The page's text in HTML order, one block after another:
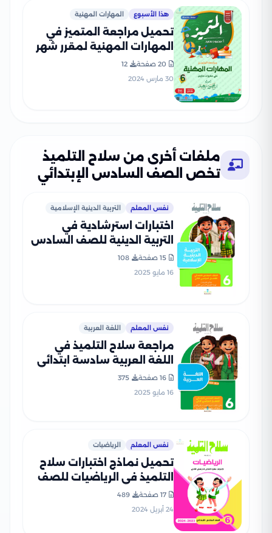
هذا الأسبوع المهارات المهنية
تحميل مراجعة المتميز في
المهارات المهنية لمقرر شهر
مارس للصف السادس
الابتدائي (شرح + بنك أسئلة)
20 صفحة
12
30 مارس 2024
ملفات أخرى من سلاح التلميذ
تخص الصف السادس الإبتدائي
نفس المعلم التربية الدينية الإسلامية
اختبارات استرشادية في
التربية الدينية للصف السادس
الابتدائي الترم الثاني من سلاح
التلميذ PDF بالاجابات
15 صفحة
108
16 مايو 2025
نفس المعلم اللغة العربية
مراجعة سلاح التلميذ في
اللغة العربية سادسة ابتدائي
الترم الثاني PDF بالاجابات
16 صفحة
375
16 مايو 2025
نفس المعلم الرياضيات
تحميل نماذج اختبارات سلاح
التلميذ في الرياضيات للصف
السادس الابتدائي مع إجاباتها
النموذجية
17 صفحة
489
24 أبريل 2024